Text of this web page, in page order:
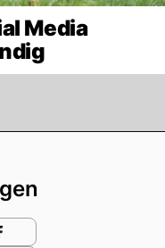
Media